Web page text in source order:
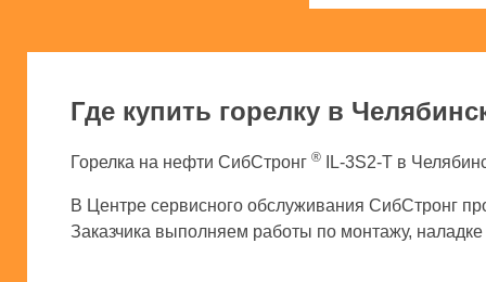
Где купить горелку в
Горелка на нефти СибСтронг ® IL-3S2-T в
В Центре сервисного обслуживания СибСтронг
Заказчика выполняем работы по монтажу, наладке